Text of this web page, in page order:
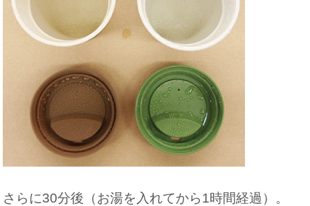
さらに30分後（お湯を入れてから1時間経過）。